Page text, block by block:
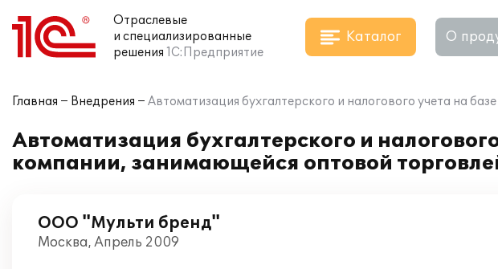
Отраслевые
и специализированные
решения 1С:Предприятие
Каталог О
Главная Внедрения Автоматизация бухгалтерского и налогового учета на
Автоматизация бухгалтерского и
компании, занимающейся оптовой
ООО "Мульти бренд"
Москва, Апрель 2009